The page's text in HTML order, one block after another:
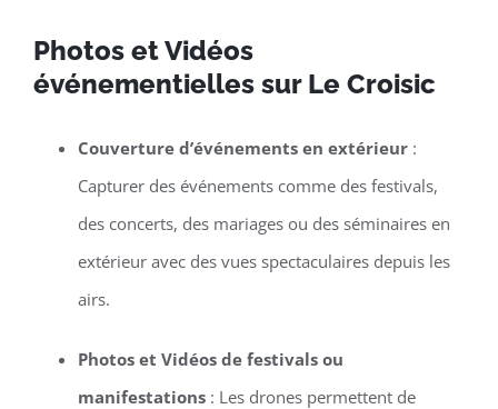
Photos et Vidéos
événementielles sur Le Croisic
Couverture d’événements en extérieur:
Capturer des événements comme des festivals,
des concerts, des mariages ou des séminaires en
extérieur avec des vues spectaculaires depuis les
airs.
Photos et Vidéos de festivals ou
manifestations: Les drones permettent de